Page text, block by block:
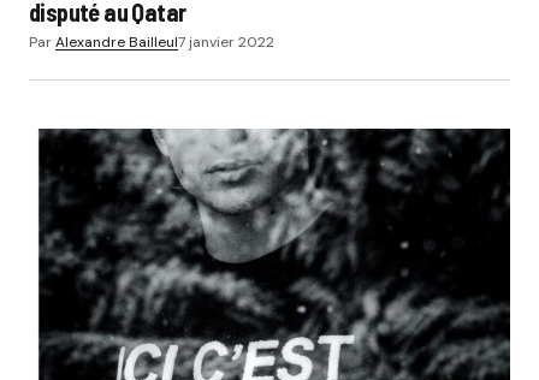
disputé au Qatar
ParAlexandre Bailleul7 janvier 2022